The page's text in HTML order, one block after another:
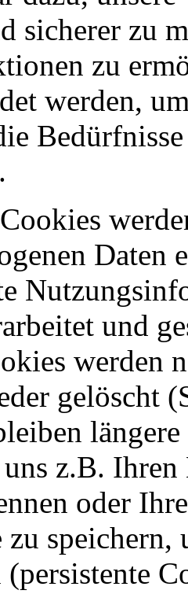
sicherer zu
zu
werden,
und
werden
gelöscht
z.B. Ihren
oder
zu